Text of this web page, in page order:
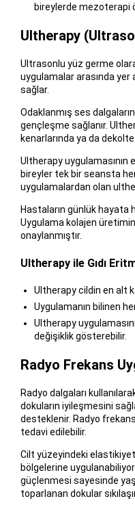
bireylerde mezoterapi
Ultherapy
Ultrasonlu yüz germe
uygulamalar arasında yer
sağlar.
Odaklanmış ses
gençleşme sağlanır.
kenarlarında ya da
Ultherapy uygulamasının
bireyler tek bir seansta
uygulamalardan olan
Hastaların günlük hayata
Uygulama kolajen
onaylanmıştır.
Ultherapy ile Gıdı
Ultherapy cildin en alt
Uygulamanın bilinen
Ultherapy
değişiklik gösterebilir.
Radyo Frekans
Radyo dalgaları
dokuların iyileşmesini
desteklenir. Radyo frekans
tedavi edilebilir.
Cilt yüzeyindeki elastikiyet
bölgelerine
güçlenmesi sayesinde
toparlanan dokular